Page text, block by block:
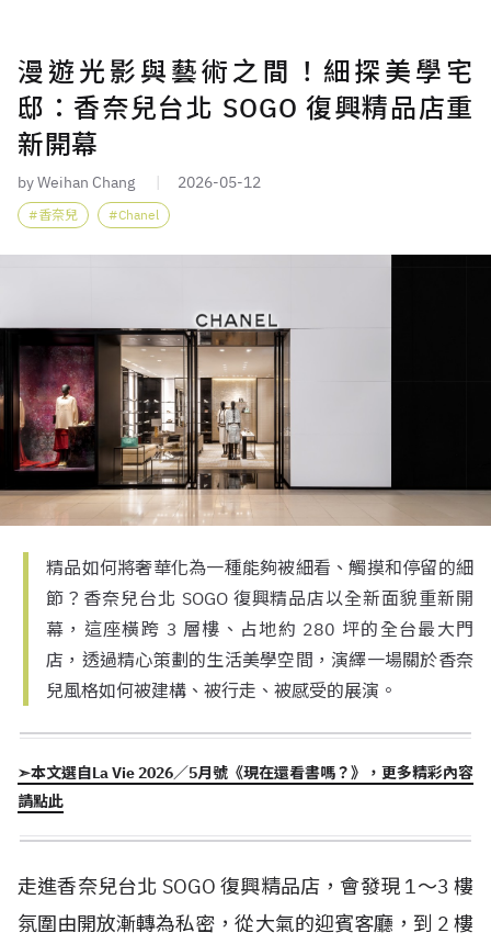
漫遊光影與藝術之間！細探美學宅
邸：香奈兒台北 SOGO 復興精品店重
新開幕
by Weihan Chang 2026-05-12
香奈兒 Chanel
精品如何將奢華化為一種能夠被細看、觸摸和停留的細
節？香奈兒台北 SOGO 復興精品店以全新面貌重新開
幕，這座橫跨 3 層樓、占地約 280 坪的全台最大門
店，透過精心策劃的生活美學空間，演繹一場關於香奈
兒風格如何被建構、被行走、被感受的展演。
➣本文選自La Vie 2026／5月號《現在還看書嗎？》，更多精彩內容
請點此
走進香奈兒台北 SOGO 復興精品店，會發現 1～3 樓
氛圍由開放漸轉為私密，從大氣的迎賓客廳，到 2 樓